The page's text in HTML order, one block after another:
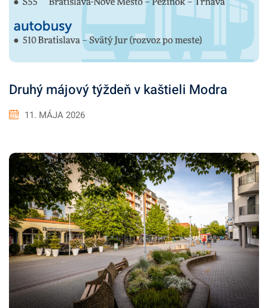
Druhý májový týždeň v kaštieli Modra
11. MÁJA 2026